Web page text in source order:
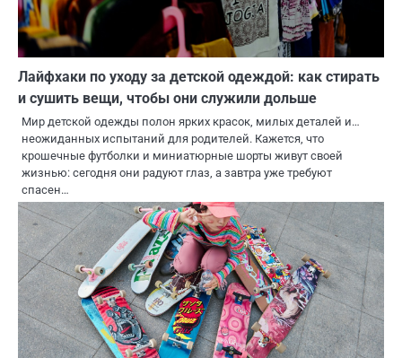
Лайфхаки по уходу за детской одеждой: как стирать
и сушить вещи, чтобы они служили дольше
Мир детской одежды полон ярких красок, милых деталей и…
неожиданных испытаний для родителей. Кажется, что
крошечные футболки и миниатюрные шорты живут своей
жизнью: сегодня они радуют глаз, а завтра уже требуют
спасен…